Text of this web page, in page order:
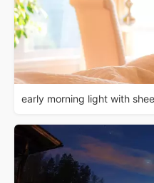
early morning light with